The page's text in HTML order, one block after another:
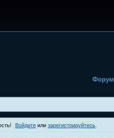
Форум
Войдите или зарегистрируйтесь